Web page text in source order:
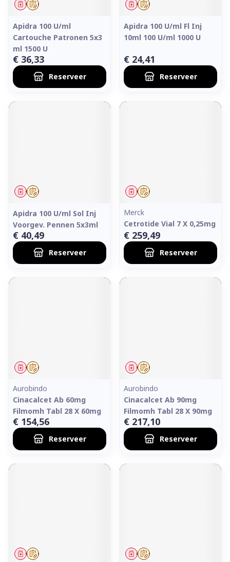
Op voorschrift
Geneesmiddel
Apidra 100 U/ml
Cartouche Patronen 5x3
ml 1500 U
€ 36,33
Reserveer
Op voorschrift
Geneesmiddel
Apidra 100 U/ml Fl Inj
10ml 100 U/ml 1000 U
€ 24,41
Reserveer
Op voorschrift
Geneesmiddel
Apidra 100 U/ml Sol Inj
Voorgev. Pennen 5x3ml
€ 40,49
Reserveer
Op voorschrift
Geneesmiddel
Merck
Cetrotide Vial 7 X 0,25mg
€ 259,49
Reserveer
Op voorschrift
Geneesmiddel
Aurobindo
Cinacalcet Ab 60mg
Filmomh Tabl 28 X 60mg
€ 154,56
Reserveer
Op voorschrift
Geneesmiddel
Aurobindo
Cinacalcet Ab 90mg
Filmomh Tabl 28 X 90mg
€ 217,10
Reserveer
Op voorschrift
Geneesmiddel Op voorschrift
Geneesmiddel